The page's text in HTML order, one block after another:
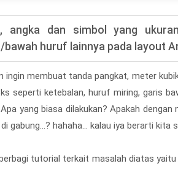
angka dan simbol yang
huruf lainnya pada layout
ingin membuat tanda pangkat, meter
seperti ketebalan, huruf miring, garis
yang biasa dilakukan? Apakah
gabung...? hahaha... kalau iya berarti kita
tutorial terkait masalah diatas yaitu